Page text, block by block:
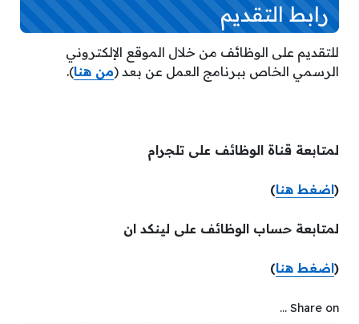
رابط التقديم
للتقديم على الوظائف من خلال الموقع الإلكتروني
الرسمي الخاص ببرنامج العمل عن بعد (من هنا).
لمتابعة قناة الوظائف على تلجرام
(اضغط هنا)
لمتابعة حساب الوظائف على لينكد ان
(اضغط هنا)
Share on ...